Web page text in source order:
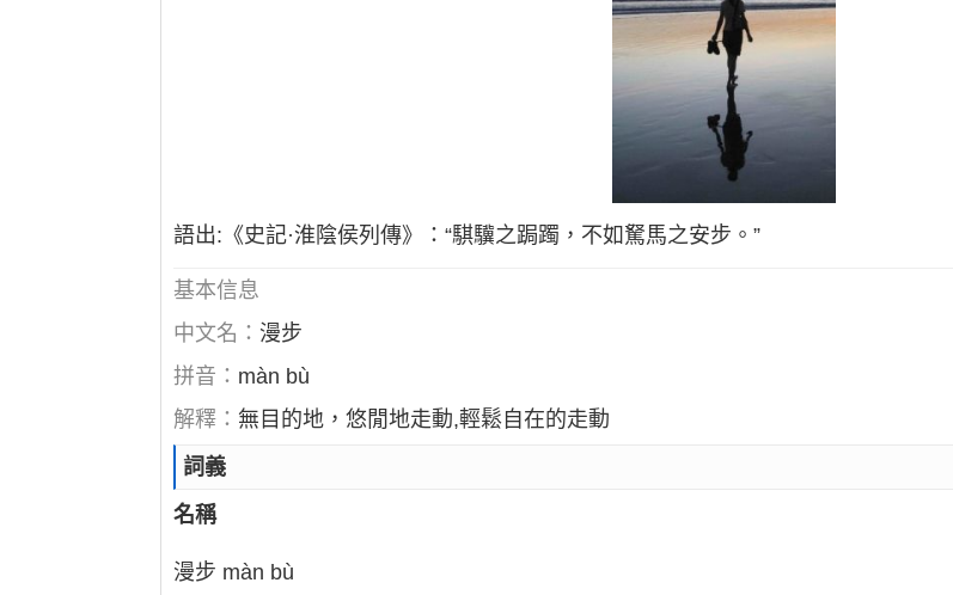
語出:《史記·淮陰侯列傳》：“騏驥之跼躅，不如駑馬之安步。”
基本信息
中文名： 漫步
拼音： màn bù
解釋： 無目的地，悠閒地走動,輕鬆自在的走動
詞義
名稱
漫步 màn bù